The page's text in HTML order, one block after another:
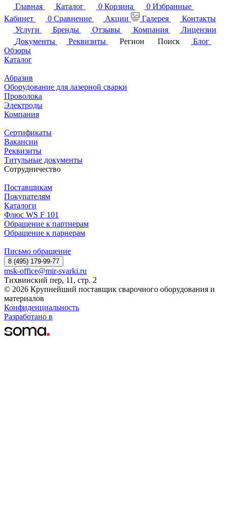
Главная
Каталог 0 Корзина 0 Избранные
Кабинет
0 Сравнение Акции Галерея
Контакты
Услуги
Бренды Отзывы Компания
Лицензии
Документы
Реквизиты Регион Поиск
Блог
Обзоры
Каталог
Абразив
Оборудование для лазерной сварки
Проволока
Электроды
Компания
Сертификаты
Вакансии
Реквизиты
Титульные документы
Сотрудничество
Поставщикам
Покупателям
Каталоги
Флюс WS F 101
Обращение к партнерам
Обращение к парнерам
Письмо обращение
8 (495) 179-99-77
msk-office@mir-svarki.ru
Тихвинский пер, 11, стр. 2
© 2026 Крупнейший поставщик сварочного оборудования и
материалов
Конфиденциальность
Разработано в